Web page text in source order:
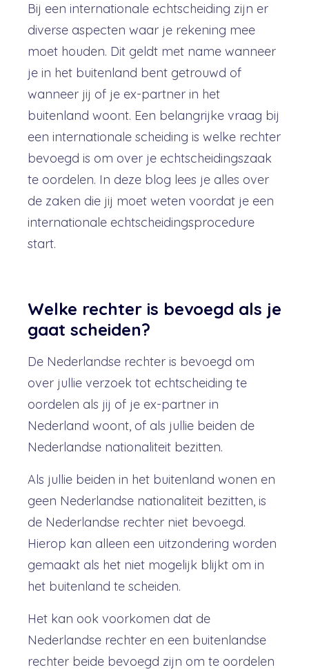
Bij een internationale echtscheiding zijn er
diverse aspecten waar je rekening mee
moet houden. Dit geldt met name wanneer
je in het buitenland bent getrouwd of
wanneer jij of je ex-partner in het
buitenland woont. Een belangrijke vraag bij
een internationale scheiding is welke rechter
bevoegd is om over je echtscheidingszaak
te oordelen. In deze blog lees je alles over
de zaken die jij moet weten voordat je een
internationale echtscheidingsprocedure
start.
Welke rechter is bevoegd als je
gaat scheiden?
De Nederlandse rechter is bevoegd om
over jullie verzoek tot echtscheiding te
oordelen als jij of je ex-partner in
Nederland woont, of als jullie beiden de
Nederlandse nationaliteit bezitten.
Als jullie beiden in het buitenland wonen en
geen Nederlandse nationaliteit bezitten, is
de Nederlandse rechter niet bevoegd.
Hierop kan alleen een uitzondering worden
gemaakt als het niet mogelijk blijkt om in
het buitenland te scheiden.
Het kan ook voorkomen dat de
Nederlandse rechter en een buitenlandse
rechter beide bevoegd zijn om te oordelen